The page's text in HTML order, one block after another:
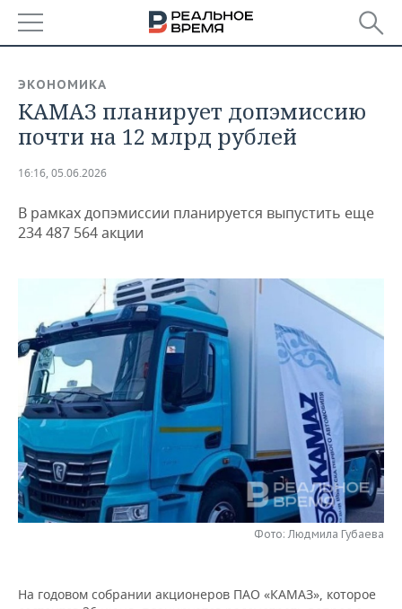
БАШКОРТОСТАН
ТАТАРСТАН
НОВОСТИ
АНАЛИТИКА
ДЕКЛАРАЦИИ О ДОХОДАХ
ВУЗЫ ТАТАРСТАНА
КОМУ ПРИНАДЛЕЖАТ
ТОРГОВЫЕ ЦЕНТРЫ
ТАТАРСТАНА
НОВОСТИ ЭКОНОМИКИ
БЮДЖЕТ
ИНВЕСТИЦИИ
ПРОМЫШЛЕННОСТЬ
ПРОМЫШЛЕННОСТИ
АГРОПРОМ
МАШИНОСТРОЕНИЕ
НЕФТЕХИМИЯ
НЕФТЬ
ОПК
НОВОСТИ НЕДВИЖИМОСТИ
НОВОСТИ АВТО
БИЗНЕС
НОВОСТИ БИЗНЕСА
РОЗНИЧНАЯ ТОРГОВЛЯ
ТРАНСПОРТ
УСЛУГИ
ТЕХНОЛОГИИ
НОВОСТИ ТЕХНОЛОГИЙ
IT
МЕДИА
МЕРОПРИЯТИЯ
НОВОСТИ МЕРОПРИЯТИЙ
ВЫЕЗДНАЯ РЕДАКЦИЯ
ONLINE-КОНФЕРЕНЦИИ
СПОРТ
НОВОСТИ СПОРТА
ХОККЕЙ
ОБЩЕСТВО
ВЛАСТЬ
СЮЖЕТЫ
ЭКОНОМИКА
КАМАЗ планирует допэмиссию
почти на 12 млрд рублей
16:16, 05.06.2026
В рамках допэмиссии планируется выпустить еще
234 487 564 акции
Фото: Людмила Губаева
На годовом собрании акционеров ПАО «КАМАЗ», которое